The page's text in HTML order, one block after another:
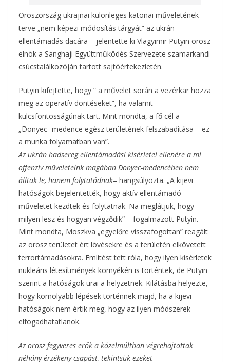
Oroszország ukrajnai különleges katonai műveletének
terve „nem képezi módosítás tárgyát” az ukrán
ellentámadás dacára – jelentette ki Vlagyimir Putyin orosz
elnök a Sanghaji Együttműködés Szervezete szamarkandi
csúcstalálkozóján tartott sajtóértekezletén.
Putyin kifejtette, hogy ” a művelet során a vezérkar hozza
meg az operatív döntéseket”, ha valamit
kulcsfontosságúnak tart. Mint mondta, a fő cél a
„Donyec- medence egész területének felszabadítása – ez
a munka folyamatban van”.
Az ukrán hadsereg ellentámadási kísérletei ellenére a mi
offenzív műveleteink magában Donyec-medencében nem
álltak le, hanem folytatódnak– hangsúlyozta. „A kijevi
hatóságok bejelentették, hogy aktív ellentámadó
műveletet kezdtek és folytatnak. Na meglátjuk, hogy
milyen lesz és hogyan végződik” – fogalmazott Putyin.
Mint mondta, Moszkva „egyelőre visszafogottan” reagált
az orosz területet ért lövésekre és a területén elkövetett
terrortámadásokra. Említést tett róla, hogy ilyen kísérletek
nukleáris létesítmények környékén is történtek, de Putyin
szerint a hatóságok urai a helyzetnek. Kilátásba helyezte,
hogy komolyabb lépések történnek majd, ha a kijevi
hatóságok nem értik meg, hogy az ilyen módszerek
elfogadhatatlanok.
Az orosz fegyveres erők a közelmúltban végrehajtottak
néhány érzékeny csapást, tekintsük ezeket